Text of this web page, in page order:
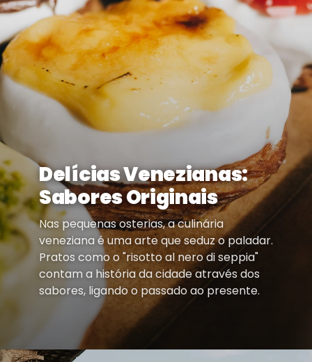
Delícias Venezianas:
Sabores Originais
Nas pequenas osterias, a culinária
veneziana é uma arte que seduz o paladar.
Pratos como o "risotto al nero di seppia"
contam a história da cidade através dos
sabores, ligando o passado ao presente.